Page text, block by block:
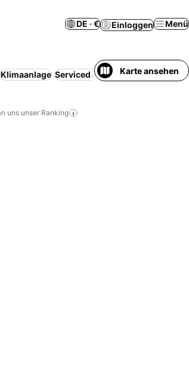
DE · € Einloggen Menü
Klimaanlage Serviced apartment Resort
Karte ansehen
uns unser Ranking
hinzufügen
hinzufügen